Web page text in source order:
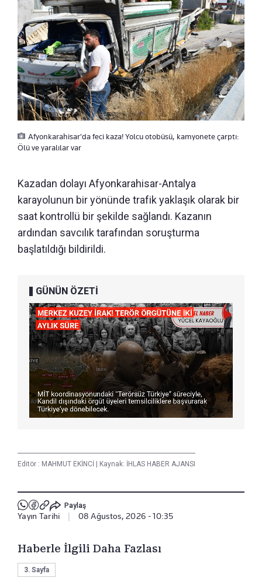
Afyonkarahisar'da feci kaza! Yolcu otobüsü, kamyonete çarptı:
Ölü ve yaralılar var
Kazadan dolayı Afyonkarahisar-Antalya
karayolunun bir yönünde trafik yaklaşık olarak bir
saat kontrollü bir şekilde sağlandı. Kazanın
ardından savcılık tarafından soruşturma
başlatıldığı bildirildi.
GÜNÜN ÖZETİ
Editör : MAHMUT EKİNCİ Kaynak: İHLAS HABER AJANSI
Paylaş
Yayın Tarihi 08 Ağustos, 2026 - 10:35
Haberle İlgili Daha Fazlası
3. Sayfa